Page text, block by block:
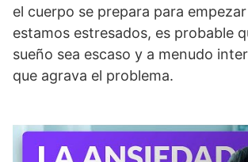
el cuerpo se prepara para
estamos estresados, es probable
sueño sea escaso y a menudo
que agrava el problema.